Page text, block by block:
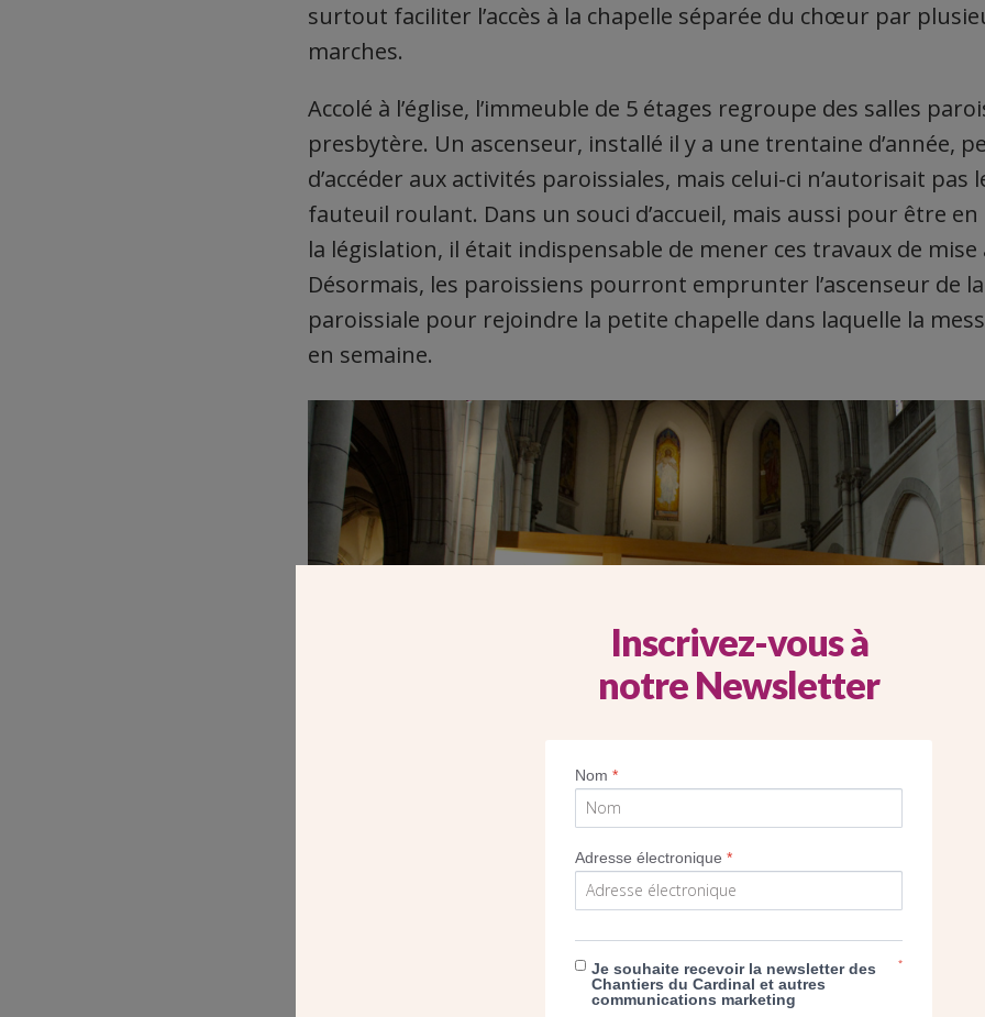
surtout faciliter l’accès à la chapelle séparée du chœur par
marches.
Accolé à l’église, l’immeuble de 5 étages regroupe des salles
presbytère. Un ascenseur, installé il y a une trentaine d’année,
d’accéder aux activités paroissiales, mais celui-ci n’autorisait pas
fauteuil roulant. Dans un souci d’accueil, mais aussi pour être
la législation, il était indispensable de mener ces travaux de
Désormais, les paroissiens pourront emprunter l’ascenseur de
paroissiale pour rejoindre la petite chapelle dans laquelle la
en semaine.
L’ascenseur va faciliter l’accès à la chapelle séparée du chœur par plusieurs hautes marches.
Inscrivez-vous à
notre Newsletter
Nom*
Adresse électronique*
Je souhaite recevoir la newsletter des
Chantiers du Cardinal et autres
communications marketing
*